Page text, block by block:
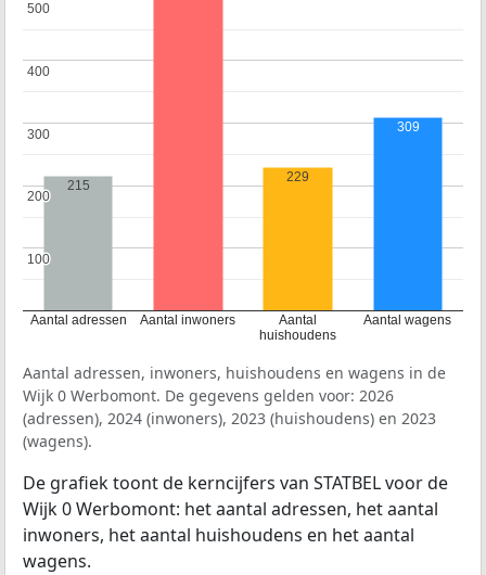
Aantal adressen Aantal inwoners
Aantal
huishoudens
Aantal wagens
100
100
200
200
300
300
400
400
500
500
215
229
309
Aantal adressen, inwoners, huishoudens en wagens in de
Wijk 0 Werbomont. De gegevens gelden voor: 2026
(adressen), 2024 (inwoners), 2023 (huishoudens) en 2023
(wagens).
De grafiek toont de kerncijfers van STATBEL voor de
Wijk 0 Werbomont: het aantal adressen, het aantal
inwoners, het aantal huishoudens en het aantal
wagens.